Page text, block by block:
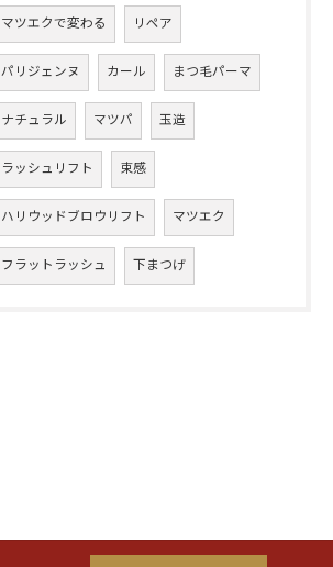
マツエクで変わる リペア
パリジェンヌ カール まつ毛パーマ
ナチュラル マツパ 玉造
ラッシュリフト 束感
ハリウッドブロウリフト マツエク
フラットラッシュ 下まつげ